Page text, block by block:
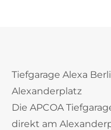
Tiefgarage Alexa
Alexanderplatz
Die APCOA
direkt am